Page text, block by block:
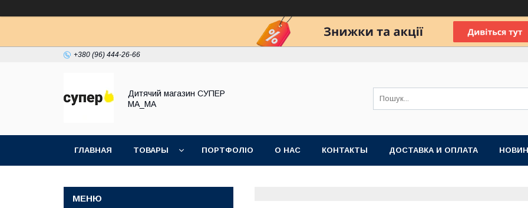
+380 (96) 444-26-66
Дитячий магазин СУПЕР
МА_МА
ГЛАВНАЯ ТОВАРЫ ПОРТФОЛІО О НАС КОНТАКТЫ ДОСТАВКА И ОПЛАТА